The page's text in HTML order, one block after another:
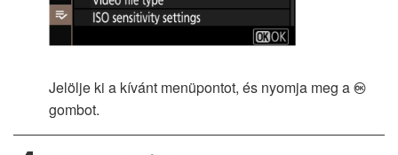
Jelölje ki a kívánt menüpontot, és nyomja meg a J
gombot.